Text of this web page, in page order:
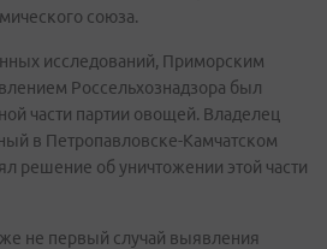
союза.
исследований, Приморским
Россельхознадзора был
части партии овощей. Владелец
в Петропавловске-Камчатском
решение об уничтожении этой части
не первый случай выявления